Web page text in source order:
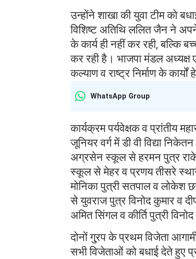
उन्होंने शाखा की युवा टीम को
विशिष्ट अतिथि ललित जैन ने
के कार्य ही नहीं कर रही, बल्कि
कर रही है। भाजपा मंडल अध्यक्ष
कल्याण व राष्ट्र निर्माण के
WhatsApp Group
कार्यक्रम पर्यवेक्षक व प्रांतीय
जूनियर वर्ग में डी वी विद्या
अग्रसेन स्कूल से हरमन पुत्र
स्कूल से मेहर व प्रणय तीसरे स्थान
मोनिका पुत्री सतपाल व लोकेश
से युवराज पुत्र विनोद कुमार व
अमित सिंगल व कीर्ति पुत्री
दोनों गु्रप के प्रथम विजेता
सभी विजेताओं को बधाई देते हुए